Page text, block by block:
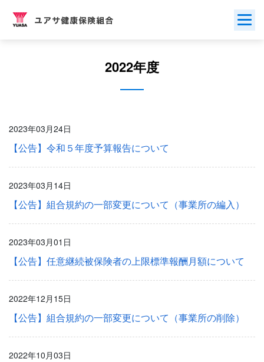
2022年度
2023年03月24日
【公告】令和５年度予算報告について
2023年03月14日
【公告】組合規約の一部変更について（事業所の編入）
2023年03月01日
【公告】任意継続被保険者の上限標準報酬月額について
2022年12月15日
【公告】組合規約の一部変更について（事業所の削除）
2022年10月03日